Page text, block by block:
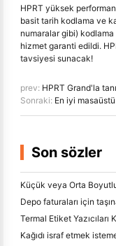
HPRT yüksek
basit tarih kodlama ve
numaralar gibi)
hizmet garanti edildi.
tavsiyesi sunacak!
prev: HPRT Grand'la
Sonraki: En iyi masaüstü
Son sözler
Kağıdı israf etmek